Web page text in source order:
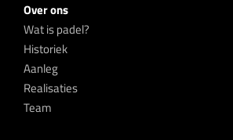
Over ons
Wat is padel?
Historiek
Aanleg
Realisaties
Team